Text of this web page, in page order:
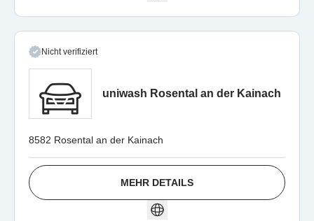
Nicht verifiziert
uniwash Rosental an der Kainach
8582 Rosental an der Kainach
MEHR DETAILS